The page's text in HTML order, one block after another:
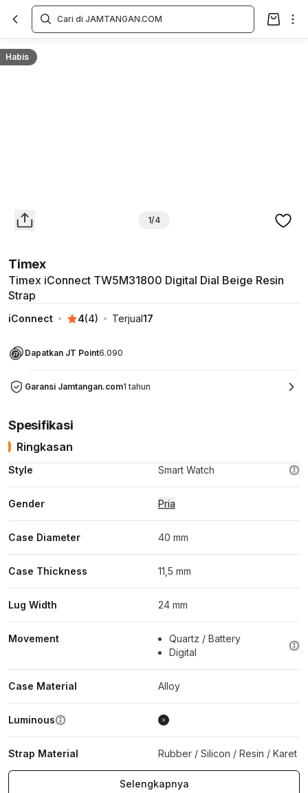
Habis
1/4
Timex
Timex iConnect TW5M31800 Digital Dial Beige Resin
Strap
iConnect 4(4) Terjual17
Dapatkan JT Point6.090
Garansi Jamtangan.com1 tahun
Overview
Spesifikasi
Ringkasan
Style Smart Watch
Gender Pria
Case Diameter 40 mm
Case Thickness 11,5 mm
Lug Width 24 mm
Movement
Quartz / Battery
Digital
Case Material Alloy
Luminous
Strap Material Rubber / Silicon / Resin / Karet
Selengkapnya